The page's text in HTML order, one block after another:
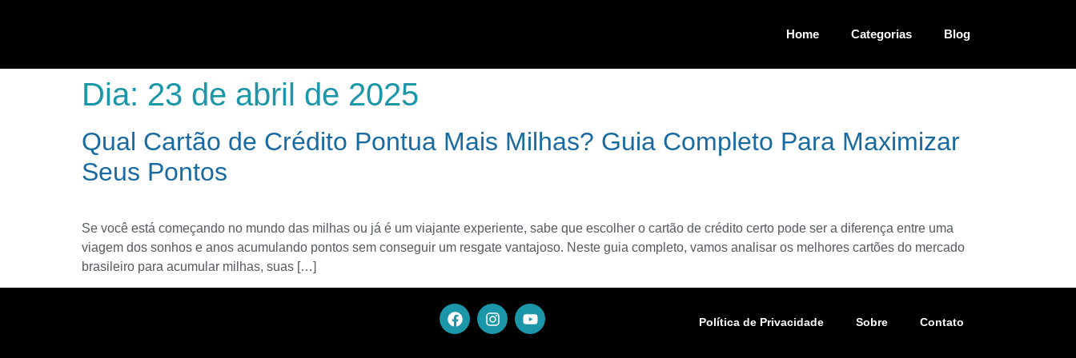
Home Categorias Blog
Dia: 23 de abril de 2025
Qual Cartão de Crédito Pontua Mais Milhas? Guia Completo Para Maximizar
Seus Pontos
Se você está começando no mundo das milhas ou já é um viajante experiente, sabe que escolher o cartão de crédito certo pode ser a diferença entre uma
viagem dos sonhos e anos acumulando pontos sem conseguir um resgate vantajoso. Neste guia completo, vamos analisar os melhores cartões do mercado
brasileiro para acumular milhas, suas […]
Política de Privacidade Sobre Contato